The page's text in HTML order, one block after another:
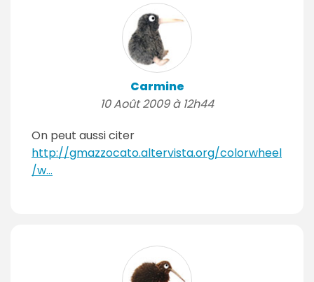
Carmine
10 Août 2009 à 12h44
On peut aussi citer
http://gmazzocato.altervista.org/colorwheel
/w...